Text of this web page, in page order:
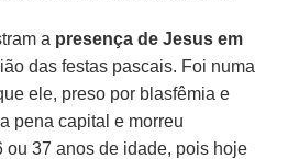
a presença de Jesus em
das festas pascais. Foi numa
ele, preso por blasfêmia e
pena capital e morreu
ou 37 anos de idade, pois hoje